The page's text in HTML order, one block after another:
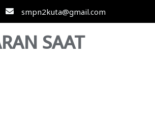
smpn2kuta@gmail.com
SAAT